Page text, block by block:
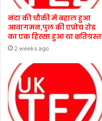
नंदा की चौकी में बहाल हुआ
आवागमन,पुल की एप्रोच रोड
का एक हिस्सा हुआ था क्षतिग्रस्त
2 weeks ago